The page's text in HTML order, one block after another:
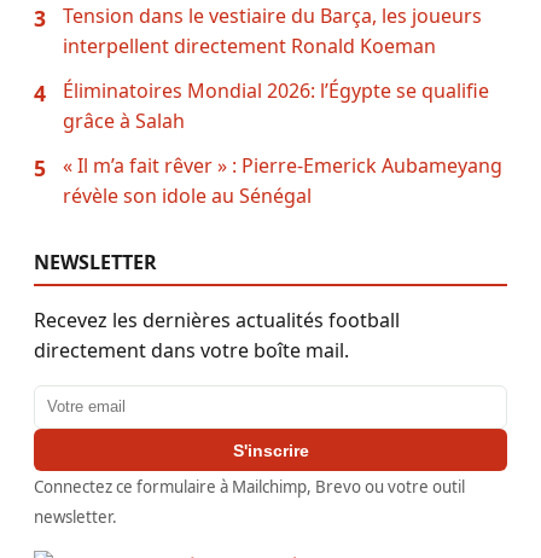
3
Tension dans le vestiaire du Barça, les joueurs
interpellent directement Ronald Koeman
4
Éliminatoires Mondial 2026: l’Égypte se qualifie
grâce à Salah
5
« Il m’a fait rêver » : Pierre-Emerick Aubameyang
révèle son idole au Sénégal
NEWSLETTER
Recevez les dernières actualités football
directement dans votre boîte mail.
Adresse email
S'inscrire
Connectez ce formulaire à Mailchimp, Brevo ou votre outil
newsletter.